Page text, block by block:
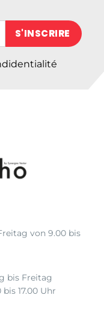
von 9.00 bis
bis Freitag
17.00 Uhr